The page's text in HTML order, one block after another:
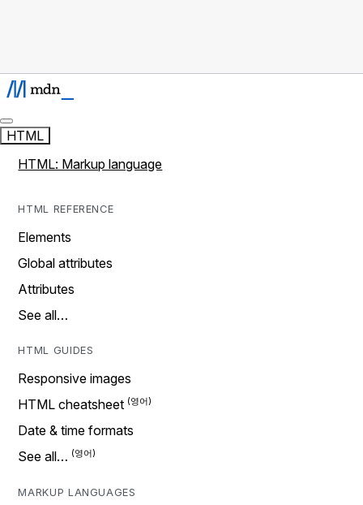
HTML
HTML: Markup language
HTML REFERENCE
Elements
Global attributes
Attributes
See all…
HTML GUIDES
Responsive images
HTML cheatsheet
Date & time formats
See all…
MARKUP LANGUAGES